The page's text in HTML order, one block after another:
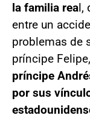
la familia real,
entre un
problemas de
príncipe
príncipe
por sus